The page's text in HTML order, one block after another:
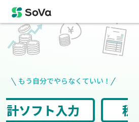
もう自分でやらなくていい！
請求書や領収書